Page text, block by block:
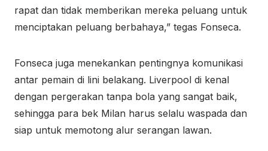
rapat dan tidak memberikan mereka peluang untuk
menciptakan peluang berbahaya,” tegas Fonseca.
Fonseca juga menekankan pentingnya komunikasi
antar pemain di lini belakang. Liverpool di kenal
dengan pergerakan tanpa bola yang sangat baik,
sehingga para bek Milan harus selalu waspada dan
siap untuk memotong alur serangan lawan.